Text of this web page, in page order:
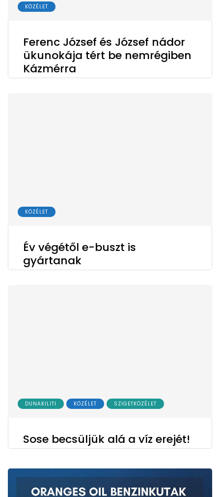
KÖZÉLET
Ferenc József és József nádor
ükunokája tért be nemrégiben
Kázmérra
KÖZÉLET
Év végétől e-buszt is
gyártanak
DUNAKILITI KÖZÉLET SZIGETKÖZÉLET
Sose becsüljük alá a víz erejét!